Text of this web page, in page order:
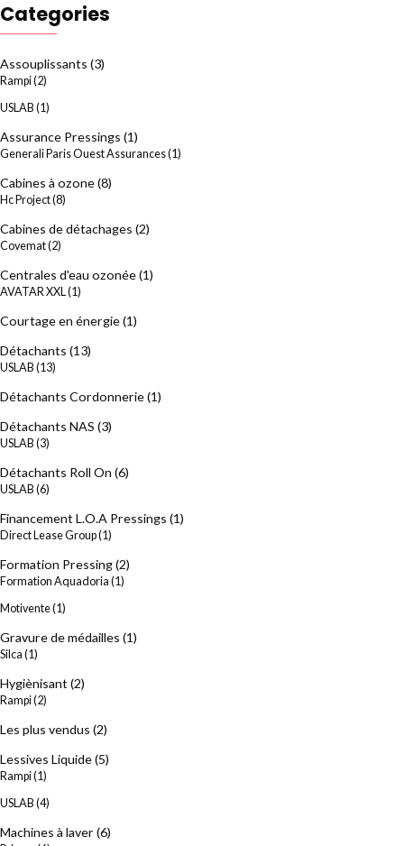
Categories
Assouplissants (3)
Rampi(2)
USLAB (1)
Assurance Pressings (1)
Generali Paris Ouest Assurances(1)
Cabines à ozone(8)
Hc Project(8)
Cabines de détachages (2)
Covemat(2)
Centrales d'eau ozonée(1)
AVATAR XXL(1)
Courtage en énergie(1)
Détachants (13)
USLAB (13)
Détachants Cordonnerie(1)
Détachants NAS (3)
USLAB (3)
Détachants Roll On (6)
USLAB (6)
Financement L.O.A Pressings (1)
Direct Lease Group(1)
Formation Pressing(2)
Formation Aquadoria (1)
Motivente(1)
Gravure de médailles (1)
Silca (1)
Hygiènisant(2)
Rampi(2)
Les plus vendus (2)
Lessives Liquide(5)
Rampi(1)
USLAB (4)
Machines à laver (6)